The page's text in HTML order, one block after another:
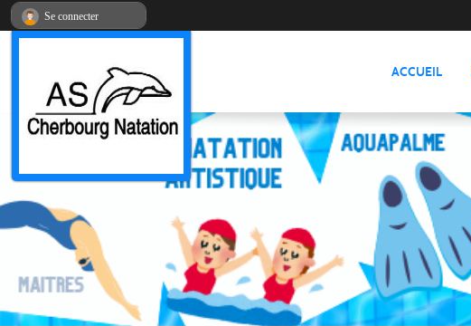
ACCUEIL
Se connecter
Panneau de gestion des cookies